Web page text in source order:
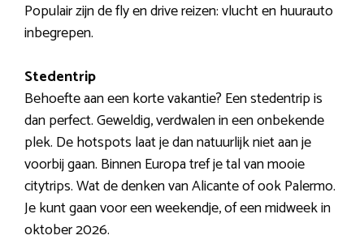
Populair zijn de fly en drive reizen: vlucht en huurauto
inbegrepen.
Stedentrip
Behoefte aan een korte vakantie? Een stedentrip is
dan perfect. Geweldig, verdwalen in een onbekende
plek. De hotspots laat je dan natuurlijk niet aan je
voorbij gaan. Binnen Europa tref je tal van mooie
citytrips. Wat de denken van Alicante of ook Palermo.
Je kunt gaan voor een weekendje, of een midweek in
oktober 2026.